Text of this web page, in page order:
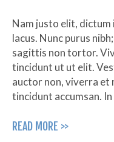
Nam justo elit, dictum
lacus. Nunc purus
sagittis non tortor.
tincidunt ut ut elit.
auctor non, viverra et
tincidunt accumsan.
READ MORE >>